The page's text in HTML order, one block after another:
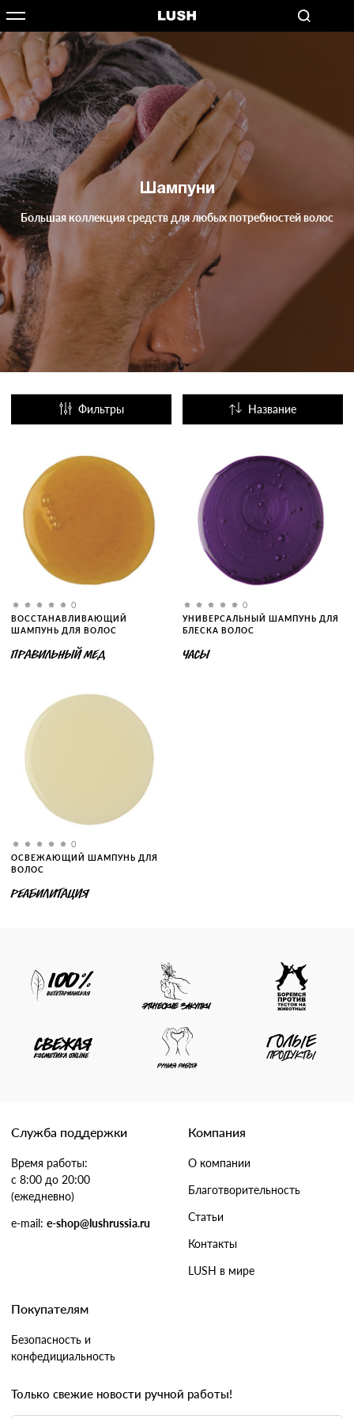
Шампуни
Большая коллекция средств для любых потребностей волос
Фильтры Название
0
ВОССТАНАВЛИВАЮЩИЙ
ШАМПУНЬ ДЛЯ ВОЛОС
ПРАВИЛЬНЫЙ МЕД
0
УНИВЕРСАЛЬНЫЙ ШАМПУНЬ ДЛЯ
БЛЕСКА ВОЛОС
ЧАСЫ
0
ОСВЕЖАЮЩИЙ ШАМПУНЬ ДЛЯ
ВОЛОС
РЕАБИЛИТАЦИЯ
Служба поддержки
Время работы:
с 8:00 до 20:00
(ежедневно)
e-mail: e-shop@lushrussia.ru
Компания
О компании
Благотворительность
Статьи
Контакты
LUSH в мире
Покупателям
Безопасность и
конфедициальность
Только свежие новости ручной работы!